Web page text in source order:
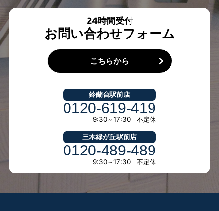
24時間受付
お問い合わせフォーム
こちらから
鈴蘭台駅前店
0120-619-419
9:30～17:30 不定休
三木緑が丘駅前店
0120-489-489
9:30～17:30 不定休